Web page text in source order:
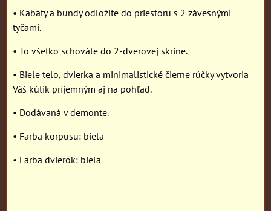
• Kabáty a bundy odložíte do priestoru s 2 závesnými
tyčami.
• To všetko schováte do 2-dverovej skrine.
• Biele telo, dvierka a minimalistické čierne rúčky vytvoria
Váš kútik príjemným aj na pohľad.
• Dodávaná v demonte.
• Farba korpusu: biela
• Farba dvierok: biela